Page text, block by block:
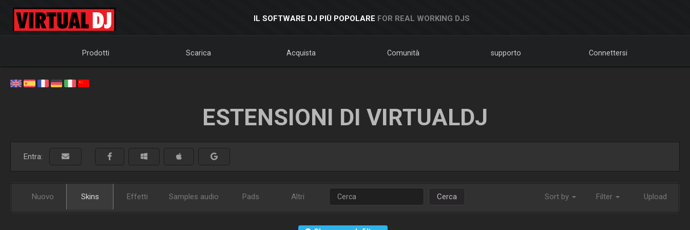
IL SOFTWARE DJ PIÙ POPOLARE FOR REAL WORKING DJS
Prodotti Scarica Acquista Comunità supporto Connettersi
ESTENSIONI DI VIRTUALDJ
Entra:
Nuovo Skins Effetti Samples audio Pads Altri Cerca Sort by Filter Upload